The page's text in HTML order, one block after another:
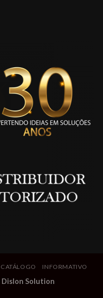
CATÁLOGO INFORMATIVO
Dislon Solution